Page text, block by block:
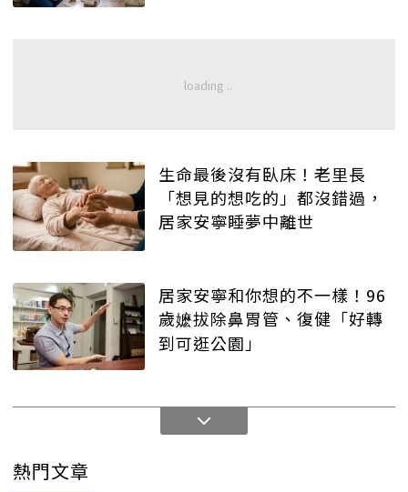
生命最後沒有臥床！老里長
「想見的想吃的」都沒錯過，
居家安寧睡夢中離世
居家安寧和你想的不一樣！96
歲嬷拔除鼻胃管、復健「好轉
到可逛公園」
熱門文章